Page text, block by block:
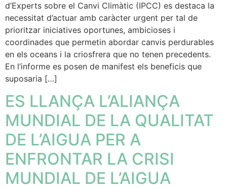
d’Experts sobre el Canvi Climàtic (IPCC) es destaca la
necessitat d’actuar amb caràcter urgent per tal de
prioritzar iniciatives oportunes, ambicioses i
coordinades que permetin abordar canvis perdurables
en els oceans i la criosfrera que no tenen precedents.
En l’informe es posen de manifest els beneficis que
suposaria […]
ES LLANÇA L’ALIANÇA
MUNDIAL DE LA QUALITAT
DE L’AIGUA PER A
ENFRONTAR LA CRISI
MUNDIAL DE L’AIGUA